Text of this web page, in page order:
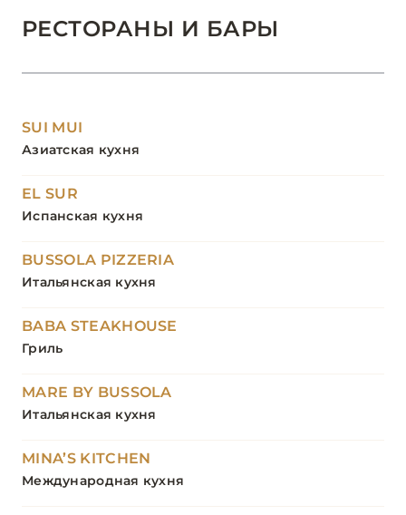
РЕСТОРАНЫ И БАРЫ
SUI MUI
Азиатская кухня
EL SUR
Испанская кухня
BUSSOLA PIZZERIA
Итальянская кухня
BABA STEAKHOUSE
Гриль
MARE BY BUSSOLA
Итальянская кухня
MINA’S KITCHEN
Международная кухня